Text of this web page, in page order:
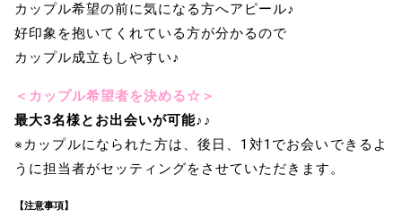
カップル希望の前に気になる方へアピール♪
好印象を抱いてくれている方が分かるので
カップル成立もしやすい♪
＜カップル希望者を決める☆＞
最大3名様とお出会いが可能♪♪
※カップルになられた方は、後日、1対1でお会いできるよ
うに担当者がセッティングをさせていただきます。
【注意事項】